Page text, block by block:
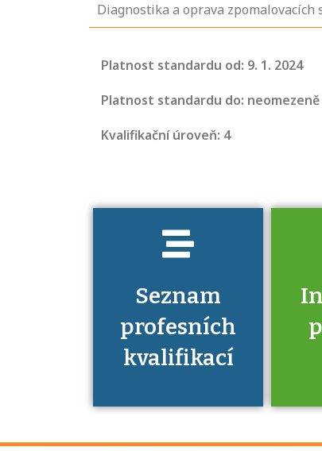
Diagnostika a oprava
Platnost standardu od: 9. 1. 2024
Platnost standardu do: neomezeně
Kvalifikační úroveň: 4
Seznam
profesních
kvalifikací
seznam
kvalifikací. Víte,
musíte pro danou